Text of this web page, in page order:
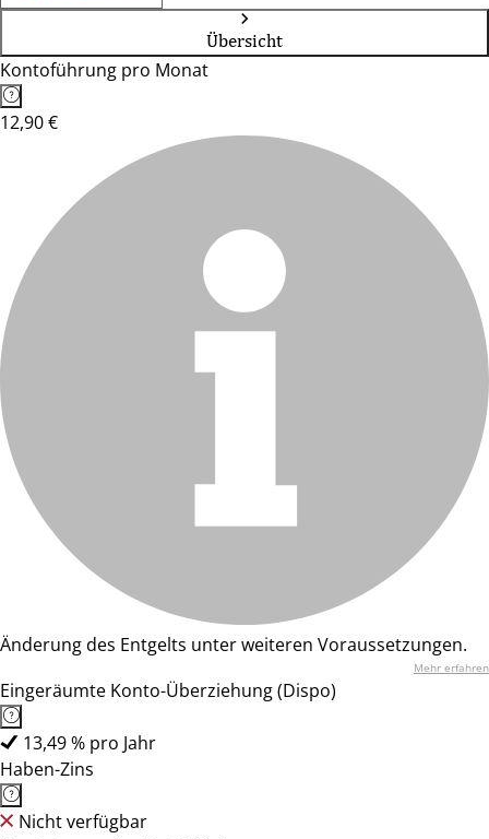
Übersicht
Kontoführung pro Monat
12,90 €
Änderung des Entgelts unter weiteren Voraussetzungen.
Mehr erfahren
Eingeräumte Konto-Überziehung (Dispo)
13,49 % pro Jahr
Haben-Zins
Nicht verfügbar